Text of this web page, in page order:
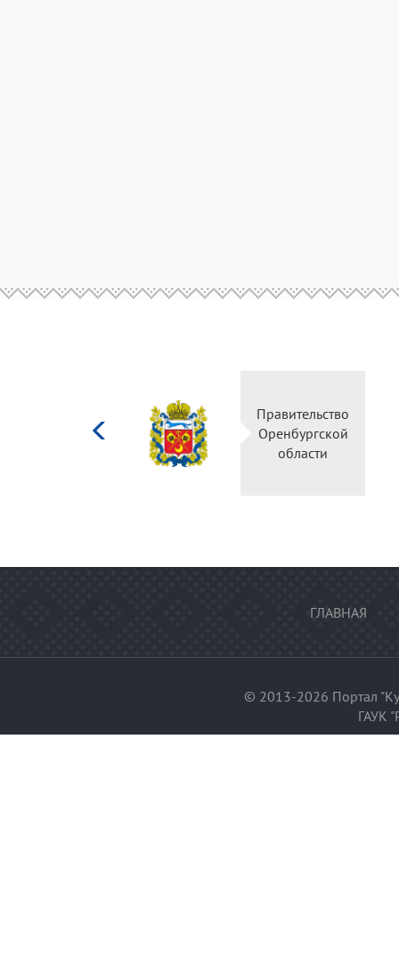
Министерство
культуры
Российской
федерации
ГЛАВНАЯ
© 2013-2026 Портал
ГАУК